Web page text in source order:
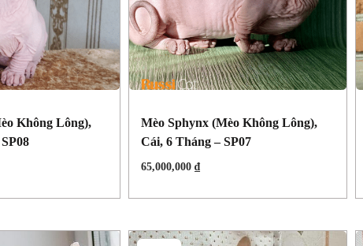
Không Lông),
Mèo Sphynx (mèo Không Lông),
Cái, 6 Tháng – SP07
65,000,000 ₫